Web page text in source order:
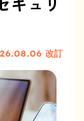
改訂